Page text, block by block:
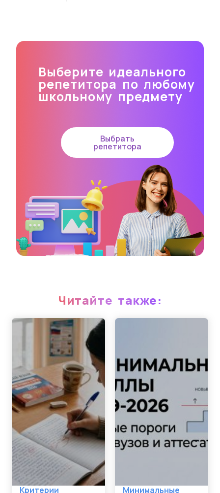
Выберите идеального
репетитора по любому
школьному предмету
Выбрать
репетитора
Читайте также:
Критерии Минимальные